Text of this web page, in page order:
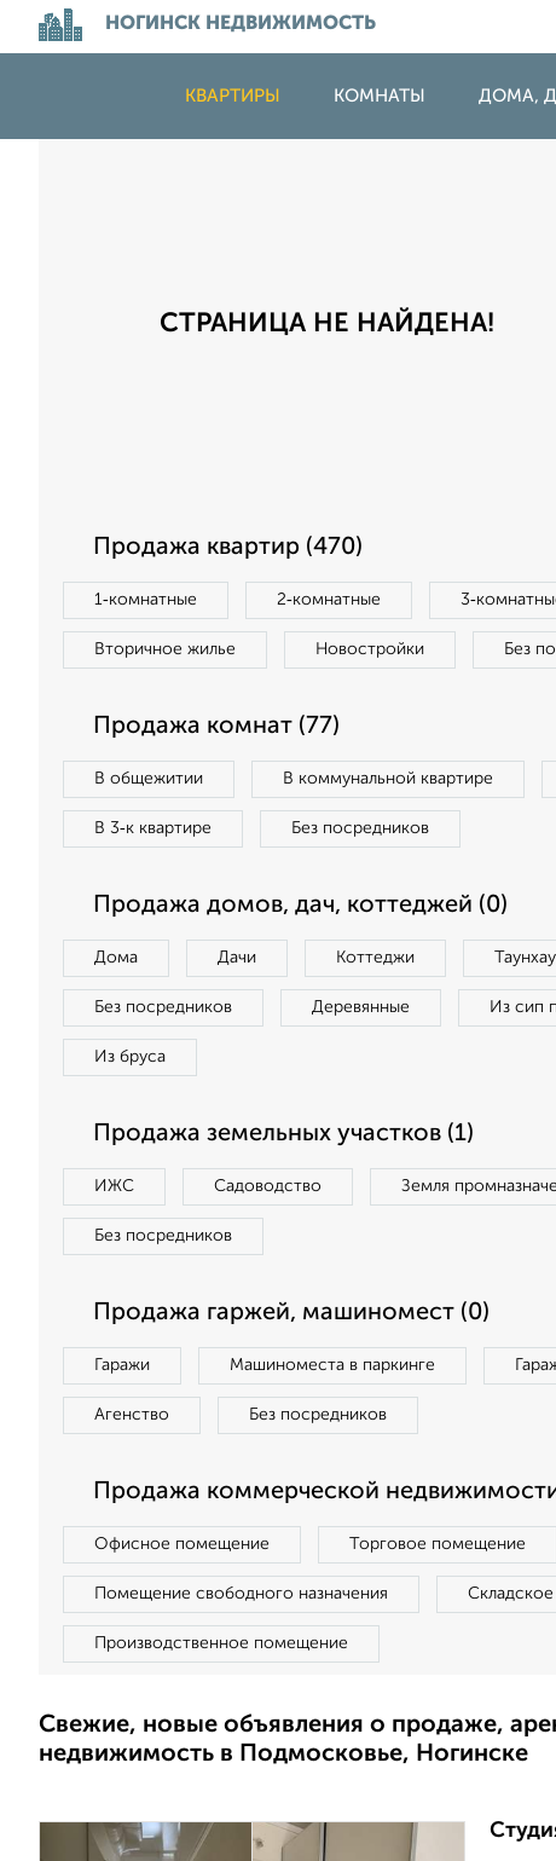
НОГИНСК НЕДВИЖИМОСТЬ
КВАРТИРЫ КОМНАТЫ ДОМА,
СТРАНИЦА НЕ НАЙДЕНА!
Продажа квартир (470)
1‑комнатные 2‑комнатные
Вторичное жилье Новостройки Без
Продажа комнат (77)
В общежитии В коммунальной квартире
В 3‑к квартире Без посредников
Продажа домов, дач, коттеджей (0)
Дома Дачи Коттеджи
Без посредников Деревянные Из сип
Из бруса
Продажа земельных участков (1)
ИЖС Садоводство Земля
Без посредников
Продажа гаржей, машиномест (0)
Гаражи Машиноместа в паркинге
Агенство Без посредников
Продажа коммерческой
Офисное помещение Торговое помещение
Помещение свободного назначения
Производственное помещение
Свежие, новые объявления о продаже,
недвижимость в Подмосковье, Ногинске